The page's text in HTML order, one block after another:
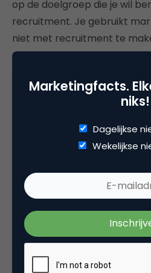
op de doelgroep die je wil
recruitment. Je gebruikt
niet met recruitment te
Omdat het geen
alle opties om te targeten.
audience van deze
met uitgebreide targeting
benaderen met
Ook al is het mogelijk, raad ik
tactiek te gebruiken om te
of geslacht. Ten eerste
niet juist is. Bovendien:
veel geschikter om de juiste
dan vooroordelen.
Marketingfacts.
niks!
Dagelijkse
Wekelijkse